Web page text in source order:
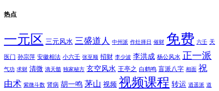
热点
一元区 三元风水 三盛道人 中州派 作灶择日 催财 免费 六壬 天
医门 孙宗萍 安徽相法 小六壬 张至顺 招财 李少波 李洪成 杨公风水 正一派
气功 求财 清微 滴天髓 独家秘方 玄空风水 王亭之 白鹤鸣 盲派八字 相面 祝
由术 紫微斗数 肾病 胡一鸣 茅山 视频 视频课程 转运 逍遥派 道